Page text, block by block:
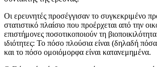
Οι ερευνητές προσέγγισαν το συγκεκριμένο
στατιστικό πλαίσιο που προέρχεται από την
επιστήμονες ποσοτικοποιούν τη
ιδιότητες: Το πόσο πλούσια είναι (δηλαδή
και το πόσο ομοιόμορφα είναι κατανεμημένα.